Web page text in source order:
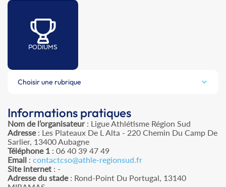
PODIUMS
Choisir une rubrique
Informations pratiques
Nom de l’organisateur: Ligue Athlétisme Région Sud
Adresse: Les Plateaux De L Alta - 220 Chemin Du Camp De
Sarlier, 13400 Aubagne
Téléphone 1 : 06 40 39 47 49
Email : contactcso@athle-regionsud.fr
Site internet : -
Adresse du stade: Rond-Point Du Portugal, 13140